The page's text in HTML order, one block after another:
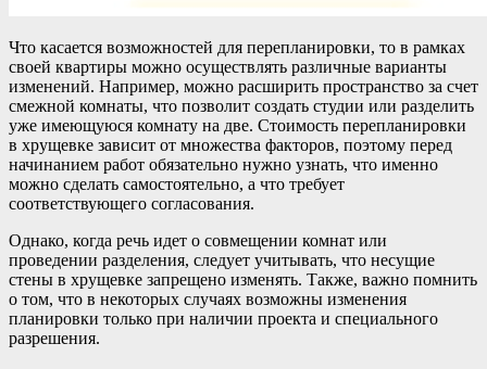
Что касается возможностей для перепланировки, то в рамках
своей квартиры можно осуществлять различные варианты
изменений. Например, можно расширить пространство за счет
смежной комнаты, что позволит создать студии или разделить
уже имеющуюся комнату на две. Стоимость перепланировки
в хрущевке зависит от множества факторов, поэтому перед
начинанием работ обязательно нужно узнать, что именно
можно сделать самостоятельно, а что требует
соответствующего согласования.
Однако, когда речь идет о совмещении комнат или
проведении разделения, следует учитывать, что несущие
стены в хрущевке запрещено изменять. Также, важно помнить
о том, что в некоторых случаях возможны изменения
планировки только при наличии проекта и специального
разрешения.